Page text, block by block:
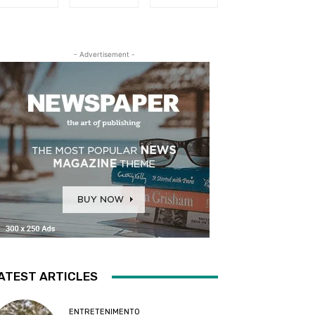
- Advertisement -
ARTICLES
ENTRETENIMENTO